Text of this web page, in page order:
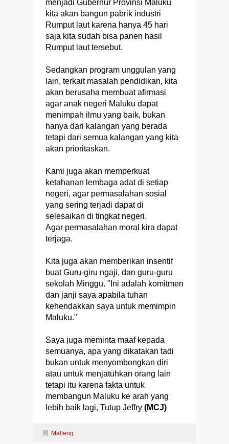
menjadi Gubernur Provinsi Maluku
kita akan bangun pabrik industri
Rumput laut karena hanya 45 hari
saja kita sudah bisa panen hasil
Rumput laut tersebut.
Sedangkan program unggulan yang
lain, terkait masalah pendidikan, kita
akan berusaha membuat afirmasi
agar anak negeri Maluku dapat
menimpah ilmu yang baik, bukan
hanya dari kalangan yang berada
tetapi dari semua kalangan yang kita
akan prioritaskan.
Kami juga akan memperkuat
ketahanan lembaga adat di setiap
negeri, agar permasalahan sosial
yang sering terjadi dapat di
selesaikan di tingkat negeri.
Agar permasalahan moral kira dapat
terjaga.
Kita juga akan memberikan insentif
buat Guru-giru ngaji, dan guru-guru
sekolah Minggu. "Ini adalah komitmen
dan janji saya apabila tuhan
kehendakkan saya untuk memimpin
Maluku."
Saya juga meminta maaf kepada
semuanya, apa yang dikatakan tadi
bukan untuk menyombongkan diri
atau untuk menjatuhkan orang lain
tetapi itu karena fakta untuk
membangun Maluku ke arah yang
lebih baik lagi, Tutup Jeffry (MCJ)
Malteng